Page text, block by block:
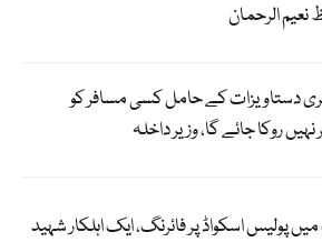
نعیم الرحمان
دستاویزات کے حامل کسی مسافر کو
نہیں روکا جائے گا، وزیر داخلہ
پولیس اسکواڈ پر فائرنگ، ایک اہلکار شہید